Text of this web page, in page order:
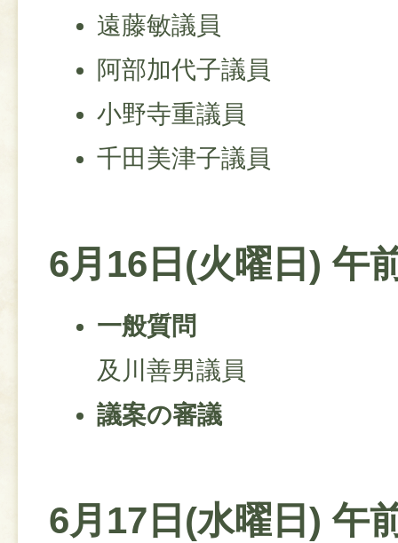
遠藤敏議員
阿部加代子議員
小野寺重議員
千田美津子議員
6月16日(火曜日) 午
一般質問
及川善男議員
議案の審議
6月17日(水曜日) 午